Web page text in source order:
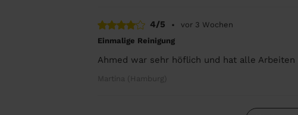
4/5 •
vor 3 Wochen
Einmalige Reinigung
Ahmed war sehr höflich und hat alle
Martina (Hamburg)